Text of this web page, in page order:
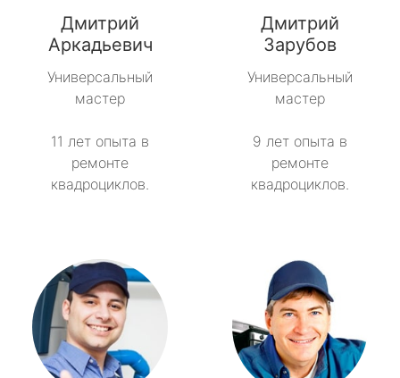
Дмитрий
Аркадьевич
Универсальный
мастер
11 лет опыта в
ремонте
квадроциклов.
Дмитрий
Зарубов
Универсальный
мастер
9 лет опыта в
ремонте
квадроциклов.